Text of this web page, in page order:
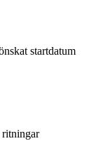
startdatum
ritningar